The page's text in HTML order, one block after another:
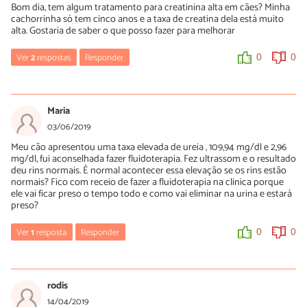
1
Bom dia, tem algum tratamento para creatinina alta em cães? Minha
cachorrinha só tem cinco anos e a taxa de creatina dela está muito
alta. Gostaria de saber o que posso fazer para melhorar
Ver2respostas Responder 0 0
02/08/2019
Oi Patricia! Tal como mencionamos no artigo: é necessário buscar
ajuda de um médico veterinário de confiança para diminuir a
creatinina alta em cães. Alguns dos tratamento possíveis são:
- O cão estará desidratado, portanto, a fluidoterapia se torna
necessária.
- Não existe remédio que diminua a creatinina alta em cães,
porém, se for conhecida, é possível tratar a causa da sua elevação.
Por exemplo, uma ruptura da bexiga que requer intervenção
cirúrgica.
outros sintomas e fazer o cão sentir-se mais animado. Assim, um
animal com vômito pode precisar de antieméticos ou protetores
gástricos.
Maria
03/06/2019
Meu cão apresentou uma taxa elevada de ureia , 109,94 mg/dl e 2,96
mg/dl, fui aconselhada fazer fluidoterapia. Fez ultrassom e o resultado
deu rins normais. É normal acontecer essa elevação se os rins estão
normais? Fico com receio de fazer a fluidoterapia na clinica porque
ele vai ficar preso o tempo todo e como vai eliminar na urina e estará
preso?
Ver1resposta Responder 0 0
Faça o fluido em casa, a veterinária ensina.
rodis
14/04/2019